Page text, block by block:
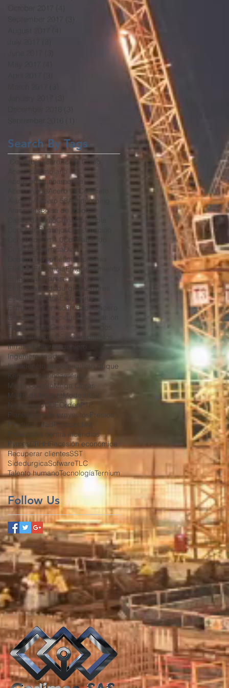
Search By Tags
.ColombiaAceroAcero Chino
Acero colombiano
Acero en latinoamerica
Acero verdeAcero vs Concreto
Alacero Alacero 58Antidumping
ArancelesBolsa de Valores
Casos de éxitoChinaColombia
Concreto
ConsejosConstrucción
Construcción 4.0Contrabando
Crisis económicaDian
Donald TrumpDéficit Economía
Eficacia EficienciaEmprendimiento
Empresa
Empresa productiva
Empresas sidedurgicas
Errores
Estados UnidosEstructuras
Estructuras en aceroExpoalacero
Exportación Felicidad
Financiación
Fraude fiscal
Gestión de riesgos
Google
Importaciones
Impuestos
Infraestructura Ingeniero
Ingeniero residente
Inteligencia emocional
Ivan duque
Kenji DiazLatinoamérica
Mega ColegioMega Obras
Metro de BogotáModernizar
NegociosOCDEOrdenPTP
Planeación de proyectosPrecios
Productividad Prospectiva
Protección contra incendios
PymesRRHHRecesión económica
Recuperar clientesSST
SidedurgicaSofwareTLC
Talento humanoTecnologíaTernium
Follow Us